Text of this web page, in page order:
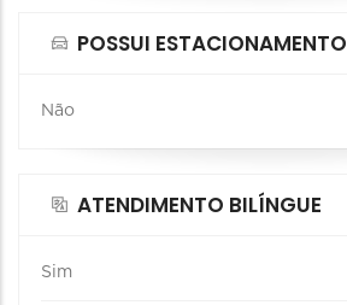
POSSUI ESTACIONAMENTO
Não
ATENDIMENTO BILÍNGUE
Sim